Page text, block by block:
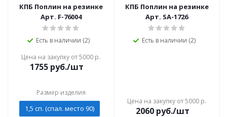
КПБ Поплин на резинке
Арт. F-76004
Есть в наличии (2)
Цена на закупку от 5000 р.
1755 руб./шт
Размер изделия
1,5 сп. (спал. место 90)
КПБ Поплин на резинке
Арт. SA-1726
Есть в наличии (2)
Цена на закупку от 5000 р.
2060 руб./шт